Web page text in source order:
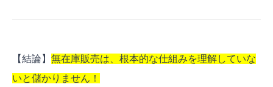
【結論】 無在庫販売は、根本的な仕組みを理解していな
いと儲かりません！